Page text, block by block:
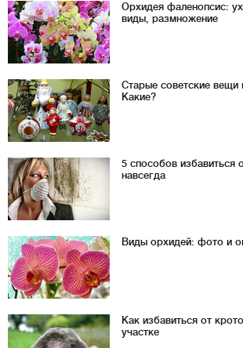
Орхидея фаленопсис:
виды, размножение
Старые советские вещи
Какие?
5 способов избавиться
навсегда
Виды орхидей: фото и
Как избавиться от
участке